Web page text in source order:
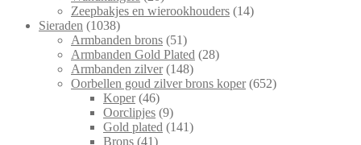
producten
Zeepbakjes en wierookhouders 1414
Sieraden 10381038
producten
Armbanden brons 5151
producten
Armbanden Gold Plated 2828
Armbanden zilver 148148
producten
Oorbellen goud zilver brons koper 652652
Koper 4646
producten
Oorclipjes 99
producten
Gold plated 141141
Brons 4141